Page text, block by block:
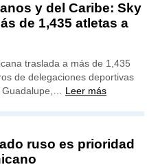
y del Caribe: Sky
de 1,435 atletas a
traslada a más de 1,435
de delegaciones deportivas
Guadalupe,… Leer más
ruso es prioridad